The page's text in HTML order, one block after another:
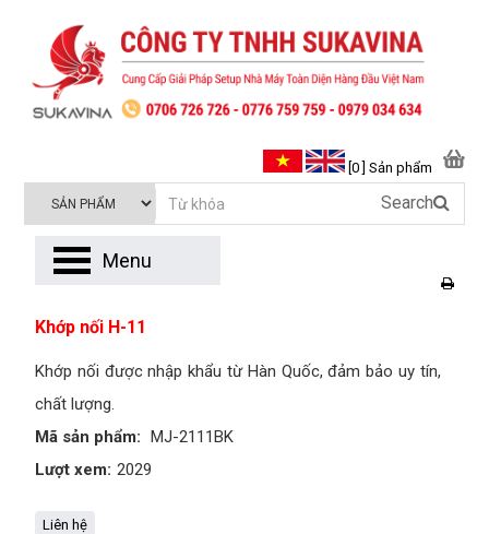
Khớp nối H-11
Khớp nối được nhập khẩu từ Hàn Quốc, đảm bảo uy tín,
chất lượng.
Mã sản phẩm: MJ-2111BK
Lượt xem: 2029
Liên hệ
[0 ] Sản phẩm
Search
Menu